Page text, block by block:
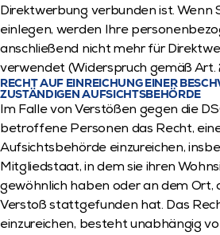
Direktwerbung verbunden ist. Wenn
einlegen, werden Ihre
anschließend nicht mehr für
verwendet (Widerspruch gemäß Art.
RECHT AUF EINREICHUNG EINER
ZUSTÄNDIGEN AUFSICHTSBEHÖRDE
Im Falle von Verstößen gegen die
betroffene Personen das Recht,
Aufsichtsbehörde einzureichen,
Mitgliedstaat, in dem sie ihren
gewöhnlich haben oder an dem Ort,
Verstoß stattgefunden hat. Das
einzureichen, besteht unabhängig